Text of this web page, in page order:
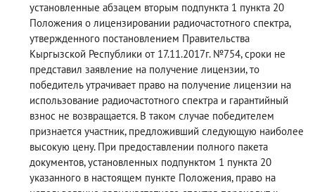
установленные абзацем вторым подпункта 1 пункта 20
Положения о лицензировании радиочастотного спектра,
утвержденного постановлением Правительства
Кыргызской Республики от 17.11.2017г. №754, сроки не
представил заявление на получение лицензии, то
победитель утрачивает право на получение лицензии на
использование радиочастотного спектра и гарантийный
взнос не возвращается. В таком случае победителем
признается участник, предложивший следующую наиболее
высокую цену. При предоставлении полного пакета
документов, установленных подпунктом 1 пункта 20
указанного в настоящем пункте Положения, право на